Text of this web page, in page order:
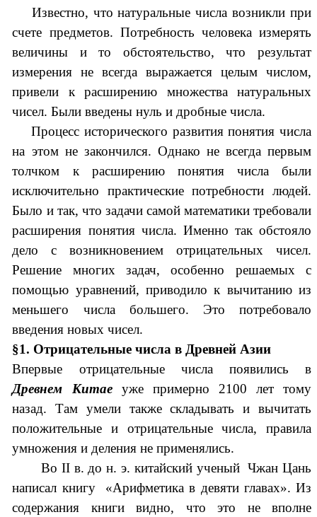
Известно, что натуральные числа возникли при
счете предметов. Потребность человека измерять
величины и то обстоятельство, что результат
измерения не всегда выражается целым числом,
привели к расширению множества натуральных
чисел. Были введены нуль и дробные числа.
Процесс исторического развития понятия числа
на этом не закончился. Однако не всегда первым
толчком к расширению понятия числа были
исключительно практические потребности людей.
Было и так, что задачи самой математики требовали
расширения понятия числа. Именно так обстояло
дело с возникновением отрицательных чисел.
Решение многих задач, особенно решаемых с
помощью уравнений, приводило к вычитанию из
меньшего числа большего. Это потребовало
введения новых чисел.
§1. Отрицательные числа в Древней Азии
Впервые отрицательные числа появились в
Древнем Китаеуже примерно 2100 лет тому
назад. Там умели также складывать и вычитать
положительные и отрицательные числа, правила
умножения и деления не применялись.
Во II в. до н. э. китайский ученый Чжан Цань
написал книгу «Арифметика в девяти главах». Из
содержания книги видно, что это не вполне